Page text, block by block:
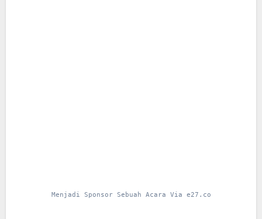
Menjadi Sponsor Sebuah Acara Via e27.co